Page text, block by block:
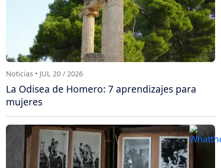
Noticias • JUL 20 / 2026
La Odisea de Homero: 7 aprendizajes para
mujeres